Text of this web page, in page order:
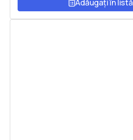
Adăugați în listă